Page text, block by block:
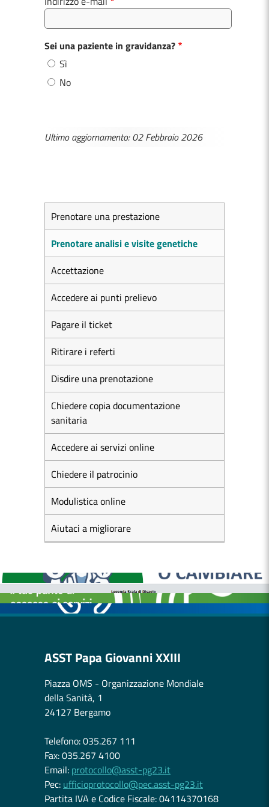
Sei una paziente in gravidanza?
Sì
No
Ultimo aggiornamento: 02 Febbraio 2026
Prenotare una prestazione
Prenotare analisi e visite genetiche
Accettazione
Accedere ai punti prelievo
Pagare il ticket
Ritirare i referti
Disdire una prenotazione
Chiedere copia documentazione
sanitaria
Accedere ai servizi online
Chiedere il patrocinio
Modulistica online
Aiutaci a migliorare
BOLLETTINI DISAGIO DA CALORE
CASE DI COMUNITÀ
OSPEDALE DI COMUNITÀ
ASST Papa Giovanni XXIII
Piazza OMS - Organizzazione Mondiale
della Sanità, 1
24127 Bergamo
Telefono: 035.267 111
Fax: 035.267 4100
Email: protocollo@asst-pg23.it
Pec: ufficioprotocollo@pec.asst-pg23.it
Partita IVA e Codice Fiscale: 04114370168